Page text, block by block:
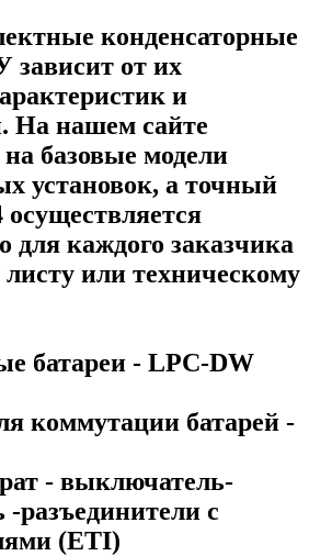
конденсаторные
зависит от их
и
На нашем сайте
базовые модели
установок, а точный
для каждого заказчика
или техническому
батареи - LPC-DW
коммутации батарей -
- выключатель-
-разъединители с
(ETI)